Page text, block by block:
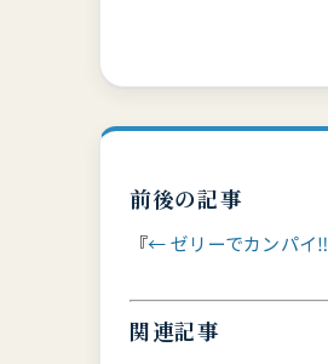
前後の記事
← ゼリーでカンパイ‼
関連記事